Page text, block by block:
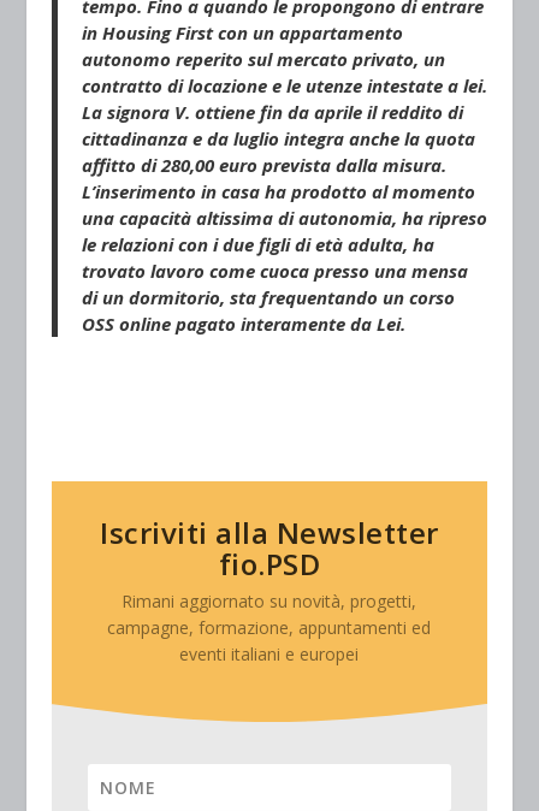
tempo. Fino a quando le propongono di entrare
in Housing First con un appartamento
autonomo reperito sul mercato privato, un
contratto di locazione e le utenze intestate a lei.
La signora V. ottiene fin da aprile il reddito di
cittadinanza e da luglio integra anche la quota
affitto di 280,00 euro prevista dalla misura.
L’inserimento in casa ha prodotto al momento
una capacità altissima di autonomia, ha ripreso
le relazioni con i due figli di età adulta, ha
trovato lavoro come cuoca presso una mensa
di un dormitorio, sta frequentando un corso
OSS online pagato interamente da Lei.
Iscriviti alla Newsletter
fio.PSD
Rimani aggiornato su novità, progetti,
campagne, formazione, appuntamenti ed
eventi italiani e europei